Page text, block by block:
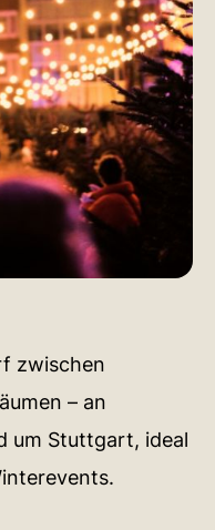
zwischen
– an
um Stuttgart, ideal